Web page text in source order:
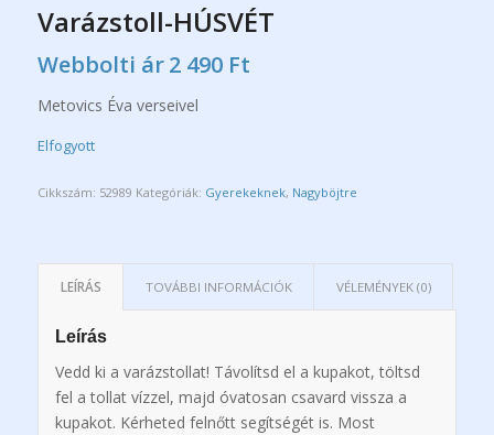
Varázstoll-HÚSVÉT
Webbolti ár 2 490 Ft
Metovics Éva verseivel
Elfogyott
Cikkszám: 52989 Kategóriák: Gyerekeknek, Nagyböjtre
LEÍRÁS TOVÁBBI INFORMÁCIÓK VÉLEMÉNYEK (0)
Leírás
Vedd ki a varázstollat! Távolítsd el a kupakot, töltsd
fel a tollat vízzel, majd óvatosan csavard vissza a
kupakot. Kérheted felnőtt segítségét is. Most